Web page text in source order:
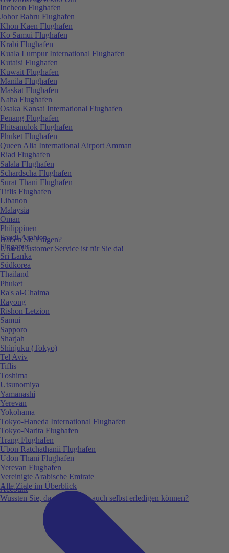
Haben Sie Fragen?
Unser Customer Service ist für Sie da!
Account
Wussten Sie, dass Sie vieles auch selbst erledigen können?
Incheon Flughafen
Johor Bahru Flughafen
Khon Kaen Flughafen
Ko Samui Flughafen
Krabi Flughafen
Kuala Lumpur International Flughafen
Kutaisi Flughafen
Kuwait Flughafen
Manila Flughafen
Maskat Flughafen
Naha Flughafen
Osaka Kansai International Flughafen
Penang Flughafen
Phitsanulok Flughafen
Phuket Flughafen
Queen Alia International Airport Amman
Riad Flughafen
Salala Flughafen
Schardscha Flughafen
Surat Thani Flughafen
Tiflis Flughafen
Libanon
Malaysia
Oman
Philippinen
Saudi-Arabien
Singapur
Sri Lanka
Südkorea
Thailand
Phuket
Ra's al-Chaima
Rayong
Rishon Letzion
Samui
Sapporo
Sharjah
Shinjuku (Tokyo)
Tel Aviv
Tiflis
Toshima
Utsunomiya
Yamanashi
Yerevan
Yokohama
Tokyo-Haneda International Flughafen
Tokyo-Narita Flughafen
Trang Flughafen
Ubon Ratchathanii Flughafen
Udon Thani Flughafen
Yerevan Flughafen
Vereinigte Arabische Emirate
Alle Ziele im Überblick